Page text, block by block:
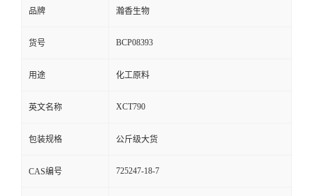
品牌 瀚香生物
货号 BCP08393
用途 化工原料
英文名称 XCT790
包装规格 公斤级大货
CAS编号 725247-18-7